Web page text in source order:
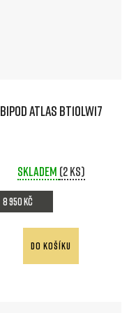
BIPOD ATLAS BT10LW17
Skladem (2 ks)
8 950 Kč
DO KOŠÍKU